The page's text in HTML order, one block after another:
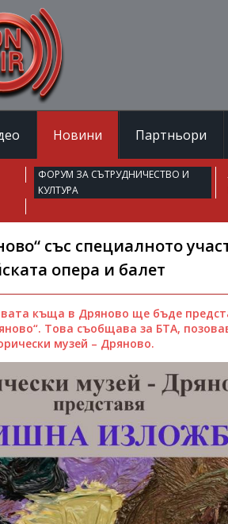
Новини Партньори
ФОРУМ ЗА СЪТРУДНИЧЕСТВО И
КУЛТУРА
със специалното
опера и балет
къща в Дряново ще бъде
Това съобщава за БТА,
музей – Дряново.